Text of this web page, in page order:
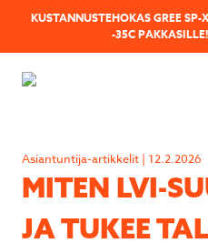
KUSTANNUSTEHOKAS GREE
-35C PAKKASILLE!
Asiantuntija-artikkelit | 12.2.2026
MITEN LVI-
JA TUKEE
Jäikö
Lähetä
lomakkeen avulla